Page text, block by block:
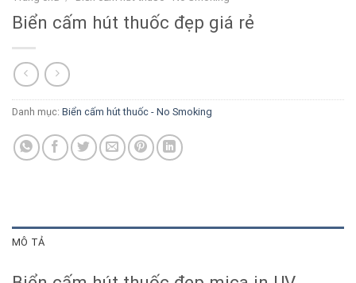
Biển cấm hút thuốc đẹp giá rẻ
Danh mục: Biển cấm hút thuốc - No Smoking
MÔ TẢ